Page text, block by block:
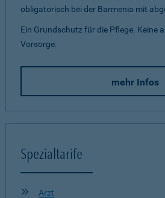
obligatorisch bei der Barmenia mit
Ein Grundschutz für die Pflege. Keine
Vorsorge.
mehr Infos
Spezialtarife
Arzt